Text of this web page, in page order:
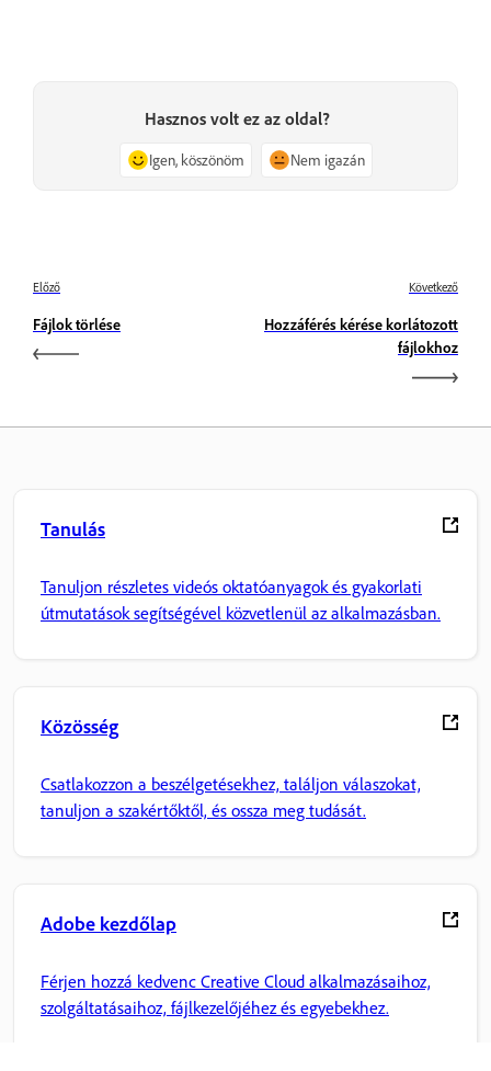
Hasznos volt ez az oldal?
Igen, köszönöm Nem igazán
Előző
Fájlok törlése
Következő
Hozzáférés kérése korlátozott
fájlokhoz
Tanulás
Tanuljon részletes videós oktatóanyagok és gyakorlati
útmutatások segítségével közvetlenül az alkalmazásban.
Közösség
Csatlakozzon a beszélgetésekhez, találjon válaszokat,
tanuljon a szakértőktől, és ossza meg tudását.
Adobe kezdőlap
Férjen hozzá kedvenc Creative Cloud alkalmazásaihoz,
szolgáltatásaihoz, fájlkezelőjéhez és egyebekhez.